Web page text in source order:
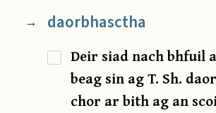
→ daorbhasctha
Deir siad nach bhfuil
beag sin ag T. Sh.
chor ar bith ag an